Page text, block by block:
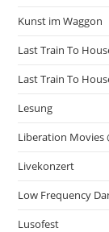
Kunst im Waggon
Last Train To
Last Train To
Lesung
Liberation Movies
Livekonzert
Low Frequency
Lusofest